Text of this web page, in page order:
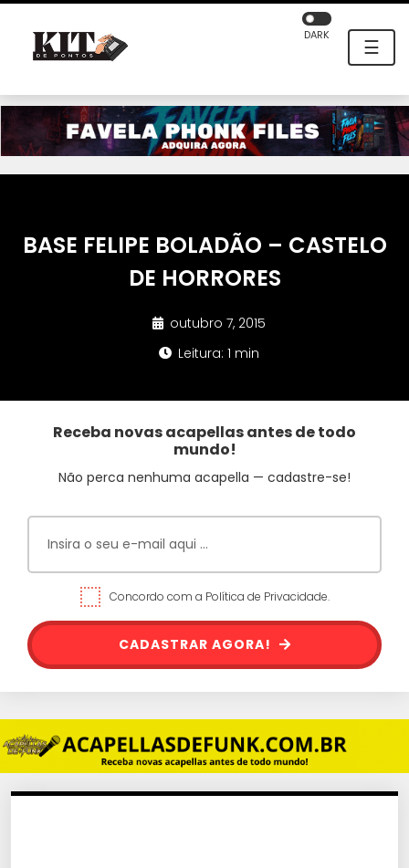
☰
DARK
BASE FELIPE BOLADÃO – CASTELO
DE HORRORES
outubro 7, 2015
Leitura: 1 min
Receba novas acapellas antes de todo
mundo!
Não perca nenhuma acapella — cadastre-se!
Concordo com a Política de Privacidade.
CADASTRAR AGORA!